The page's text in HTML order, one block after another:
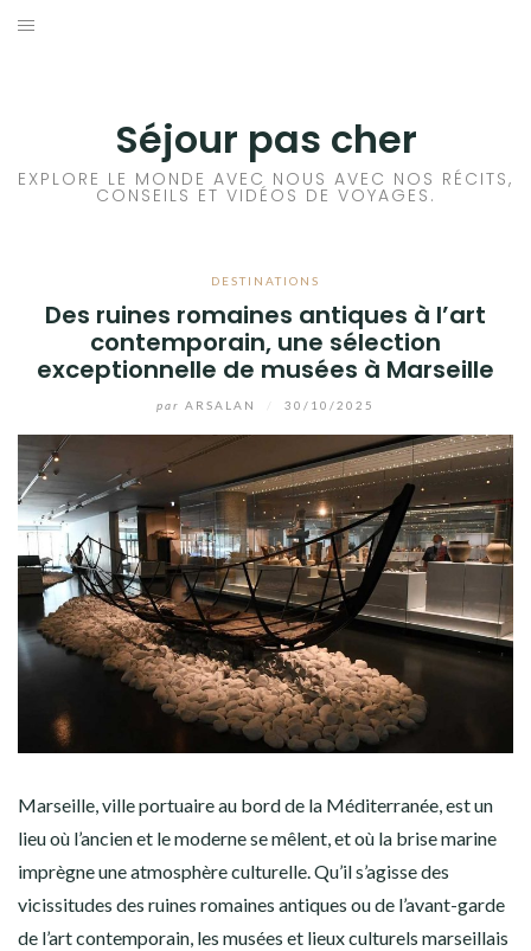
Aller
Séjour pas cher
EXPLORE LE MONDE AVEC NOUS AVEC NOS RÉCITS,
CONSEILS ET VIDÉOS DE VOYAGES.
DESTINATIONS
Des ruines romaines antiques à l’art
contemporain, une sélection
exceptionnelle de musées à Marseille
par ARSALAN 30/10/2025
Marseille, ville portuaire au bord de la Méditerranée, est un
lieu où l’ancien et le moderne se mêlent, et où la brise marine
imprègne une atmosphère culturelle. Qu’il s’agisse des
vicissitudes des ruines romaines antiques ou de l’avant-garde
de l’art contemporain, les musées et lieux culturels marseillais
HÔTEL
TRANSPORTS